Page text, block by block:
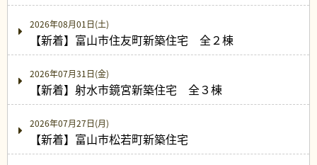
2026年08月01日(土)
【新着】富山市住友町新築住宅 全２棟
2026年07月31日(金)
【新着】射水市鏡宮新築住宅 全３棟
2026年07月27日(月)
【新着】富山市松若町新築住宅